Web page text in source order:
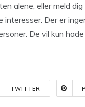
alene, eller meld
interesser. Der er
De vil kun
TWITTER